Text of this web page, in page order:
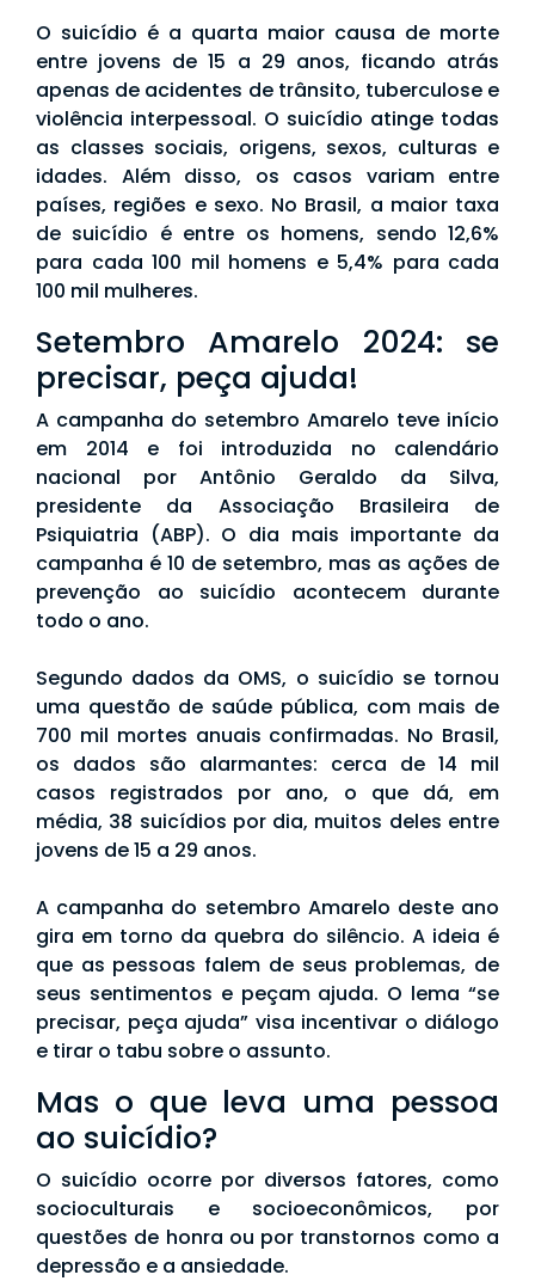
O suicídio é a quarta maior causa de morte
entre jovens de 15 a 29 anos, ficando atrás
apenas de acidentes de trânsito, tuberculose e
violência interpessoal. O suicídio atinge todas
as classes sociais, origens, sexos, culturas e
idades. Além disso, os casos variam entre
países, regiões e sexo. No Brasil, a maior taxa
de suicídio é entre os homens, sendo 12,6%
para cada 100 mil homens e 5,4% para cada
100 mil mulheres.
Setembro Amarelo 2024: se
precisar, peça ajuda!
A campanha do setembro Amarelo teve início
em 2014 e foi introduzida no calendário
nacional por Antônio Geraldo da Silva,
presidente da Associação Brasileira de
Psiquiatria (ABP). O dia mais importante da
campanha é 10 de setembro, mas as ações de
prevenção ao suicídio acontecem durante
todo o ano.
Segundo dados da OMS, o suicídio se tornou
uma questão de saúde pública, com mais de
700 mil mortes anuais confirmadas. No Brasil,
os dados são alarmantes: cerca de 14 mil
casos registrados por ano, o que dá, em
média, 38 suicídios por dia, muitos deles entre
jovens de 15 a 29 anos.
A campanha do setembro Amarelo deste ano
gira em torno da quebra do silêncio. A ideia é
que as pessoas falem de seus problemas, de
seus sentimentos e peçam ajuda. O lema “se
precisar, peça ajuda” visa incentivar o diálogo
e tirar o tabu sobre o assunto.
Mas o que leva uma pessoa
ao suicídio?
O suicídio ocorre por diversos fatores, como
socioculturais e socioeconômicos, por
questões de honra ou por transtornos como a
depressão e a ansiedade.